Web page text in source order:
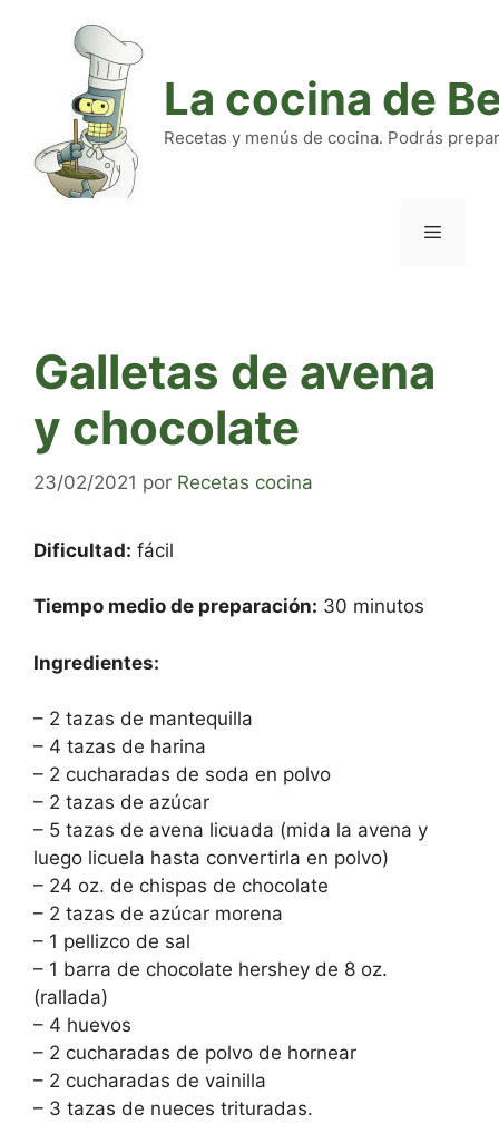
La cocina de
Recetas y menús de cocina. Podrás
Galletas de avena
y chocolate
23/02/2021 por Recetas cocina
Dificultad: fácil
Tiempo medio de preparación: 30 minutos
Ingredientes:
– 2 tazas de mantequilla
– 4 tazas de harina
– 2 cucharadas de soda en polvo
– 2 tazas de azúcar
– 5 tazas de avena licuada (mida la avena y
luego licuela hasta convertirla en polvo)
– 24 oz. de chispas de chocolate
– 2 tazas de azúcar morena
– 1 pellizco de sal
– 1 barra de chocolate hershey de 8 oz.
(rallada)
– 4 huevos
– 2 cucharadas de polvo de hornear
– 2 cucharadas de vainilla
– 3 tazas de nueces trituradas.